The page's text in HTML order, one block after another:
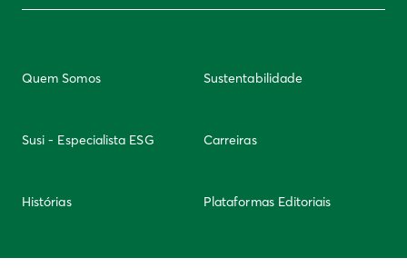
Quem Somos Sustentabilidade
Susi - Especialista ESG Carreiras
Histórias Plataformas Editoriais
Newsletter Integridade